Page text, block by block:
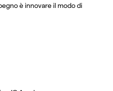
è innovare il modo di